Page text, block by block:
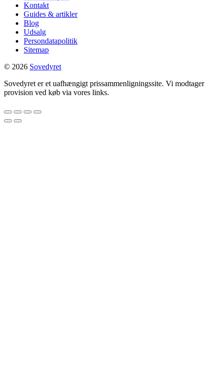
Kontakt
Guides & artikler
Blog
Udsalg
Persondatapolitik
Sitemap
© 2026 Sovedyret
Sovedyret er et uafhængigt prissammenligningssite. Vi modtager
provision ved køb via vores links.